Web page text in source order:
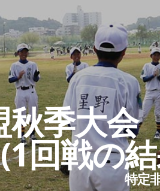
秋季大
(1回戦の
特定